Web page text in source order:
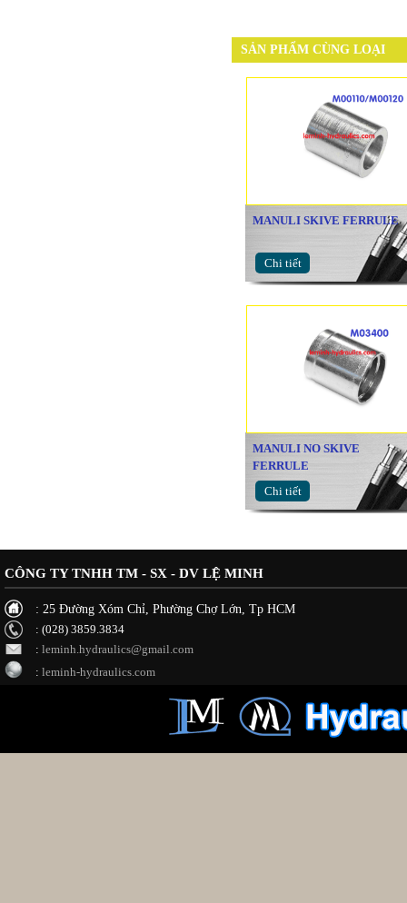
SẢN PHẨM CÙNG LOẠI
MANULI SKIVE FERRULE
Chi tiết
MANULI NO SKIVE
FERRULE
Chi tiết
CÔNG TY TNHH TM - SX - DV LỆ MINH
: 25 Đường Xóm Chỉ, Phường Chợ Lớn, Tp HCM
: (028) 3859.3834
: leminh.hydraulics@gmail.com
: leminh-hydraulics.com